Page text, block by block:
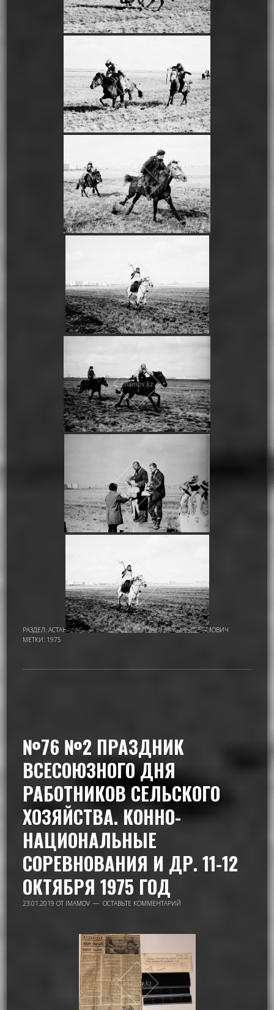
РАЗДЕЛ:АСТАНА - ЦЕЛИНОГРАД,ИМАМОВ НУРМУХАМАТ ИМАМОВИЧ
МЕТКИ: 1975
№76 №2 ПРАЗДНИК
ВСЕСОЮЗНОГО ДНЯ
РАБОТНИКОВ СЕЛЬСКОГО
ХОЗЯЙСТВА. КОННО-
НАЦИОНАЛЬНЫЕ
СОРЕВНОВАНИЯ И ДР. 11-12
ОКТЯБРЯ 1975 ГОД
23.01.2019 ОТ IMAMOV ОСТАВЬТЕ КОММЕНТАРИЙ